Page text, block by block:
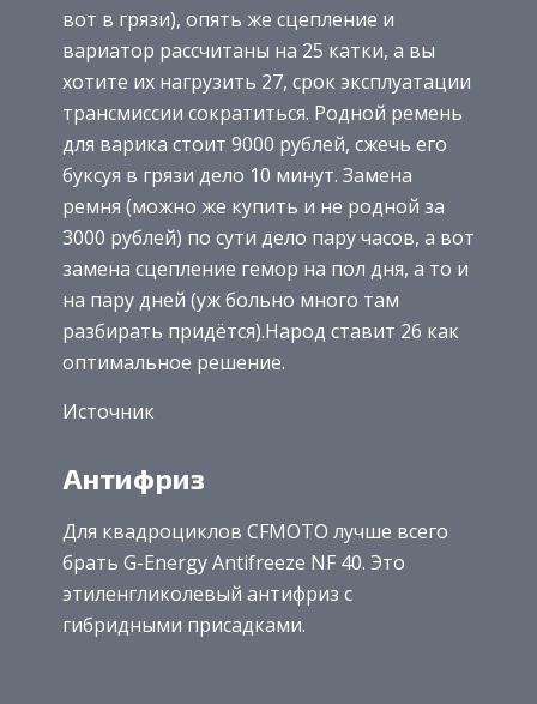
вот в грязи), опять же сцепление и
вариатор рассчитаны на 25 катки, а вы
хотите их нагрузить 27, срок эксплуатации
трансмиссии сократиться. Родной ремень
для варика стоит 9000 рублей, сжечь его
буксуя в грязи дело 10 минут. Замена
ремня (можно же купить и не родной за
3000 рублей) по сути дело пару часов, а вот
замена сцепление гемор на пол дня, а то и
на пару дней (уж больно много там
разбирать придётся).Народ ставит 26 как
оптимальное решение.
Источник
Антифриз
Для квадроциклов CFMOTO лучше всего
брать G-Energy Antifreeze NF 40. Это
этиленгликолевый антифриз с
гибридными присадками.